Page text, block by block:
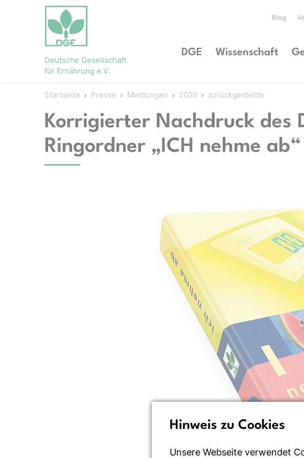
Deutsche Gesellschaft
für Ernährung e.V.
Blog
DGE Wissenschaft
Startseite Presse Meldungen 2020 zurückgestellte
Korrigierter Nachdruck des
Ringordner „ICH nehme ab“
Hinweis zu Cookies
Unsere Webseite verwendet